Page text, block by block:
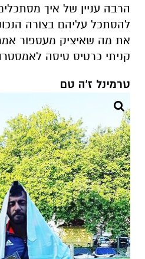
הרבה עניין של איך
להסתכל עליהם בצורה
את מה שאיציק מעספור
קניתי כרטיס טיסה
טרמינל ז'ה טם